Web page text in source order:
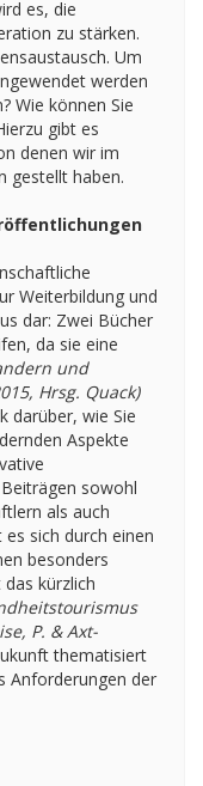
es, die
zu stärken.
Um
werden
Wie können Sie
gibt es
denen wir im
gestellt haben.
Weiterbildung und
dar: Zwei Bücher
da sie eine
und
Hrsg. Quack)
darüber, wie Sie
Aspekte
sowohl
als auch
sich durch einen
besonders
kürzlich
P. & Axt-
thematisiert
Anforderungen der